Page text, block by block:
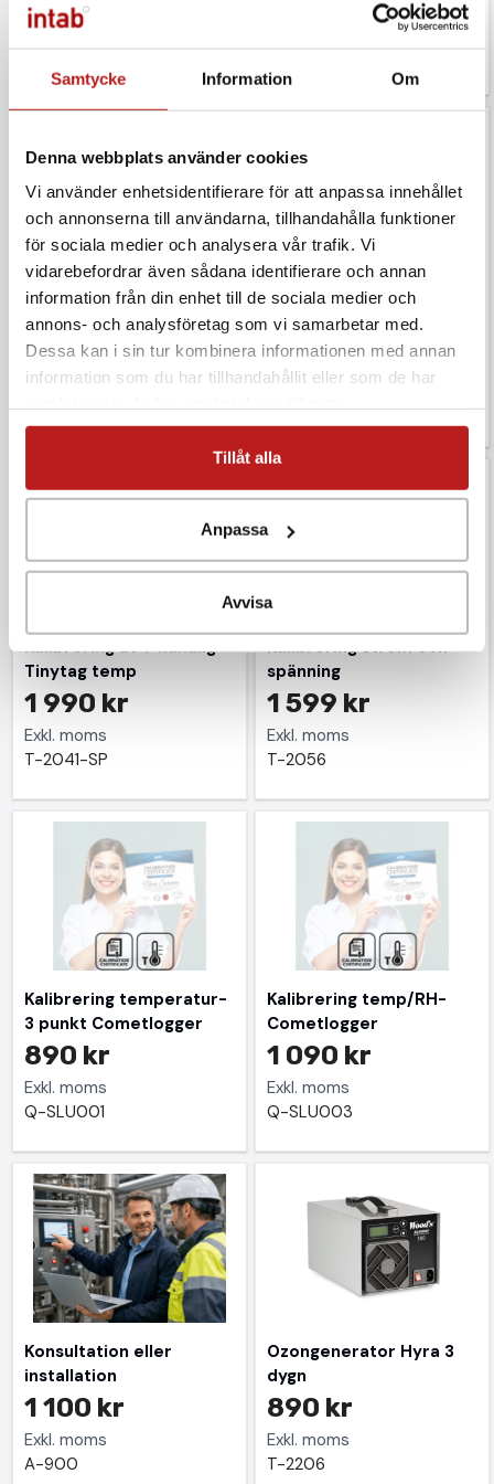
Samtycke Information Om
Denna webbplats använder cookies
Vi använder enhetsidentifierare för att anpassa innehållet
och annonserna till användarna, tillhandahålla funktioner
för sociala medier och analysera vår trafik. Vi
vidarebefordrar även sådana identifierare och annan
information från din enhet till de sociala medier och
annons- och analysföretag som vi samarbetar med.
Dessa kan i sin tur kombinera informationen med annan
information som du har tillhandahållit eller som de har
Tillåt alla
Anpassa
Avvisa
Exkl. moms
CAL-temp
A-219
Kalibrering RH/Temp hos
Intab, fast klimat
1 290 kr
Exkl. moms
CAL-rh
Kalibrering RH/Temp hos
Intab, valfritt klimat
1 490 kr
Exkl. moms
CAL-rh3
Kalibrering av 1-kanalig
Tinytag temp
1 990 kr
Exkl. moms
T-2041-SP
Kalibrering ström och
spänning
1 599 kr
Exkl. moms
T-2056
Kalibrering temperatur-
3 punkt Cometlogger
890 kr
Exkl. moms
Q-SLU001
Kalibrering temp/RH-
Cometlogger
1 090 kr
Exkl. moms
Q-SLU003
Konsultation eller
installation
1 100 kr
Exkl. moms
A-900
Ozongenerator Hyra 3
dygn
890 kr
Exkl. moms
T-2206